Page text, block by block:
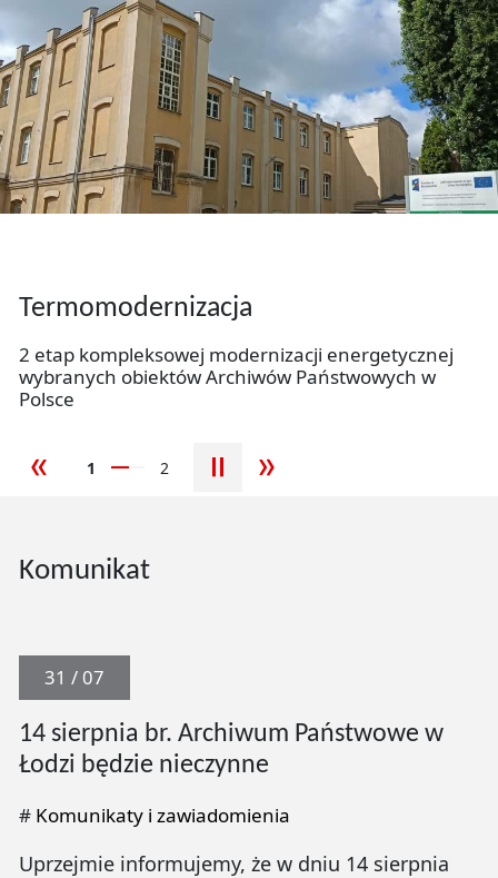
Slider
poprzedni slajd
1 2 następny slajd
Termomodernizacja
2 etap kompleksowej modernizacji energetycznej
wybranych obiektów Archiwów Państwowych w
Polsce
Zobacz, jak dokumenty, fotografie oraz archiwalia
opowiadają historię miasta, regionu i jego
mieszkańców.
więcej
Komunikat
31 / 07
14 sierpnia br. Archiwum Państwowe w
Łodzi będzie nieczynne
# Komunikaty i zawiadomienia
Uprzejmie informujemy, że w dniu 14 sierpnia